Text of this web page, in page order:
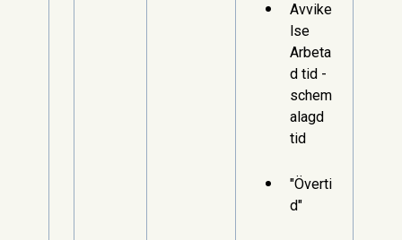
Avvike
lse
Arbeta
d tid -
schem
alagd
tid
"Överti
d"